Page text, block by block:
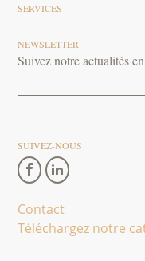
SERVICES
NEWSLETTER
Suivez notre actualités
SUIVEZ-NOUS
Contact
Téléchargez notre